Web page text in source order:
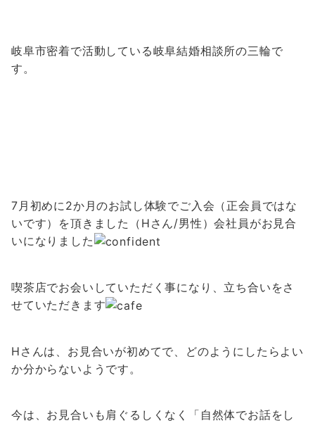
岐阜市密着で活動している岐阜結婚相談所の三輪で
す。
7月初めに2か月のお試し体験でご入会（正会員ではな
いです）を頂きました（Hさん/男性）会社員がお見合
いになりました
喫茶店でお会いしていただく事になり、立ち合いをさ
せていただきます
Hさんは、お見合いが初めてで、どのようにしたらよい
か分からないようです。
今は、お見合いも肩ぐるしくなく「自然体でお話をし